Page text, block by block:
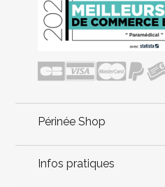
Périnée Shop
Infos pratiques